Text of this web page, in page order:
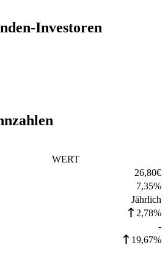
Investoren
WERT
26,80€
7,35%
Jährlich
2,78%
-
19,67%